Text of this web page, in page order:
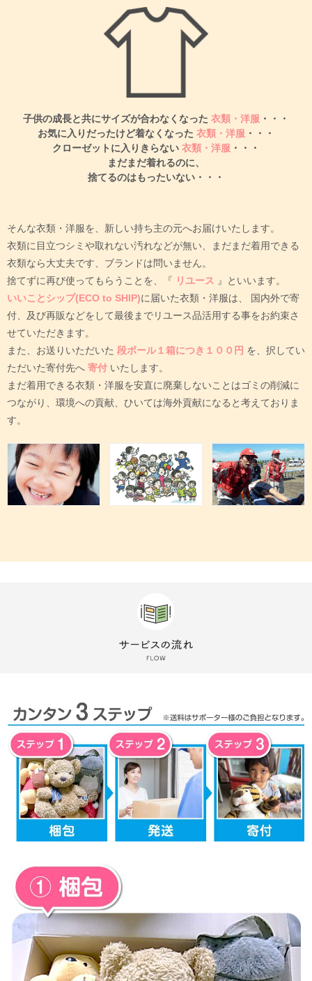
子供の成長と共にサイズが合わなくなった 衣類・洋服 ・・・
お気に入りだったけど着なくなった 衣類・洋服 ・・・
クローゼットに入りきらない 衣類・洋服 ・・・
まだまだ着れるのに、
捨てるのはもったいない・・・
そんな衣類・洋服を、新しい持ち主の元へお届けいたします。
衣類に目立つシミや取れない汚れなどが無い、まだまだ着用できる
衣類なら大丈夫です、ブランドは問いません。
捨てずに再び使ってもらうことを、『 リユース 』といいます。
いいことシップ(ECO to SHIP)に届いた衣類・洋服は、
国内外で寄
付、及び再販などをして最後までリユース品活用する事をお約束さ
せていただきます。
また、お送りいただいた 段ボール１箱につき１００円 を、択してい
ただいた寄付先へ 寄付 いたします。
まだ着用できる衣類・洋服を安直に廃棄しないことはゴミの削減に
つながり、環境への貢献、ひいては海外貢献になると考えておりま
す。